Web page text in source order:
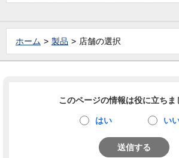
ホーム 製品 店舗の選択
このページの情報は役に立ちま
はい い
送信する